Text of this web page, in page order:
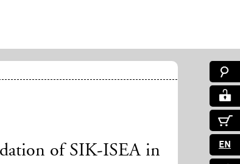
EN
of SIK-ISEA in